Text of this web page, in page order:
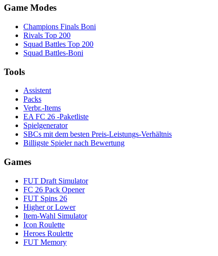
Game Modes
Champions Finals Boni
Rivals Top 200
Squad Battles Top 200
Squad Battles-Boni
Tools
Assistent
Packs
Verbr.-Items
EA FC 26 -Paketliste
Spielgenerator
SBCs mit dem besten Preis-Leistungs-Verhältnis
Billigste Spieler nach Bewertung
Games
FUT Draft Simulator
FC 26 Pack Opener
FUT Spins 26
Higher or Lower
Item-Wahl Simulator
Icon Roulette
Heroes Roulette
FUT Memory